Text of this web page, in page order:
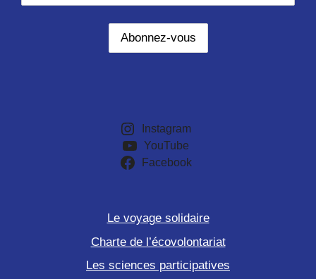
Instagram
YouTube
Facebook
Le voyage solidaire
Charte de l’écovolontariat
Les sciences participatives